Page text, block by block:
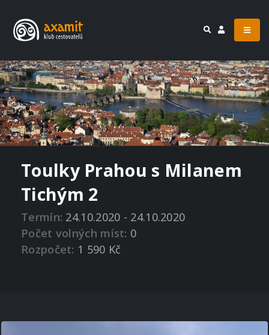
Toulky Prahou s Milanem
Tichým 2
Termín: 24.10.2020 - 24.10.2020
Počet volných míst: 0
Rozpočet: 1 590 Kč